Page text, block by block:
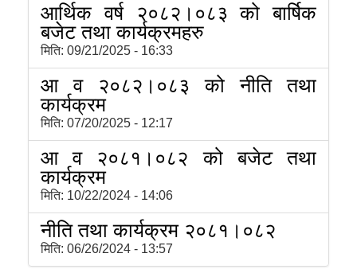
आर्थिक वर्ष २०८२।०८३ को बार्षिक
बजेट तथा कार्यक्रमहरु
मिति: 09/21/2025 - 16:33
आ व २०८२।०८३ को नीति तथा
कार्यक्रम
मिति: 07/20/2025 - 12:17
आ व २०८१।०८२ को बजेट तथा
कार्यक्रम
मिति: 10/22/2024 - 14:06
नीति तथा कार्यक्रम २०८१।०८२
मिति: 06/26/2024 - 13:57